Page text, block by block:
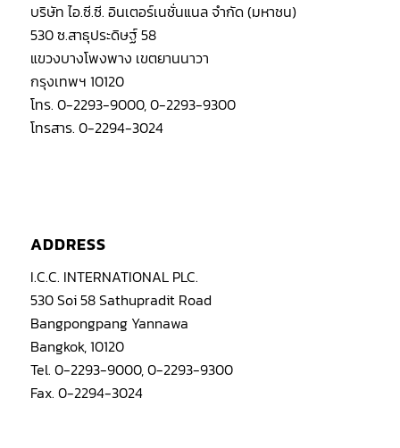
บริษัท ไอ.ซี.ซี. อินเตอร์เนชั่นแนล จำกัด (มหาชน)
530 ซ.สาธุประดิษฐ์ 58
แขวงบางโพงพาง เขตยานนาวา
กรุงเทพฯ 10120
โทร. 0-2293-9000, 0-2293-9300
โทรสาร. 0-2294-3024
ADDRESS
I.C.C. INTERNATIONAL PLC.
530 Soi 58 Sathupradit Road
Bangpongpang Yannawa
Bangkok, 10120
Tel. 0-2293-9000, 0-2293-9300
Fax. 0-2294-3024